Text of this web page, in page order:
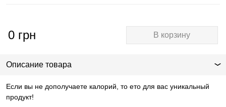
0 грн В корзину
Описание товара
Если вы не дополучаете калорий, то ето для вас уникальный
продукт!